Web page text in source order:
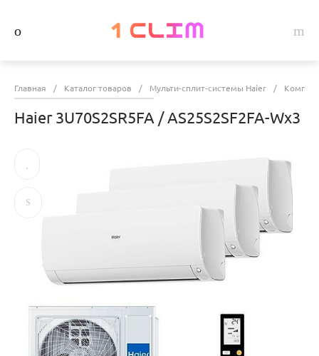
Главная / Каталог товаров / Мульти-сплит-системы Haier /
Haier 3U70S2SR5FA / AS25S2SF2FA-Wx3